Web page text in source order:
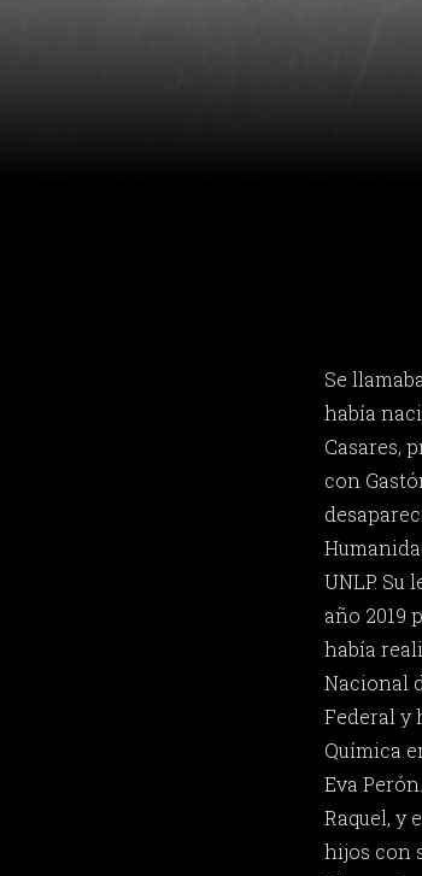
Se
había
Casares,
con
UNLP. Su
año 2019
había
Nacional
Federal y
Química
Eva
Raquel, y
hijos con